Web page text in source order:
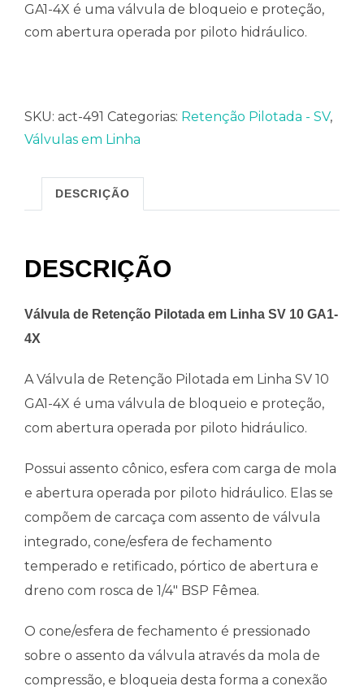
GA1-4X é uma válvula de bloqueio e proteção,
com abertura operada por piloto hidráulico.
SKU: act-491 Categorias: Retenção Pilotada - SV,
Válvulas em Linha
DESCRIÇÃO
DESCRIÇÃO
Válvula de Retenção Pilotada em Linha SV 10 GA1-
4X
A Válvula de Retenção Pilotada em Linha SV 10
GA1-4X é uma válvula de bloqueio e proteção,
com abertura operada por piloto hidráulico.
Possui assento cônico, esfera com carga de mola
e abertura operada por piloto hidráulico. Elas se
compõem de carcaça com assento de válvula
integrado, cone/esfera de fechamento
temperado e retificado, pórtico de abertura e
dreno com rosca de 1/4″ BSP Fêmea.
O cone/esfera de fechamento é pressionado
sobre o assento da válvula através da mola de
compressão, e bloqueia desta forma a conexão